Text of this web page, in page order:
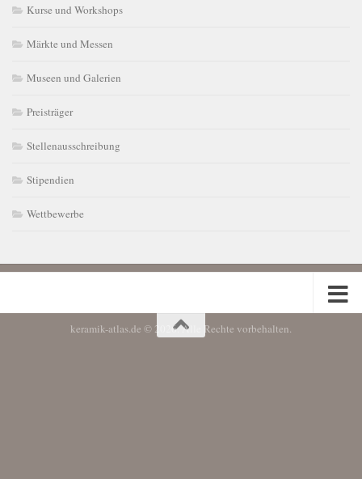
Kurse und Workshops
Märkte und Messen
Museen und Galerien
Preisträger
Stellenausschreibung
Stipendien
Wettbewerbe
keramik-atlas.de © 2026. Alle Rechte vorbehalten.